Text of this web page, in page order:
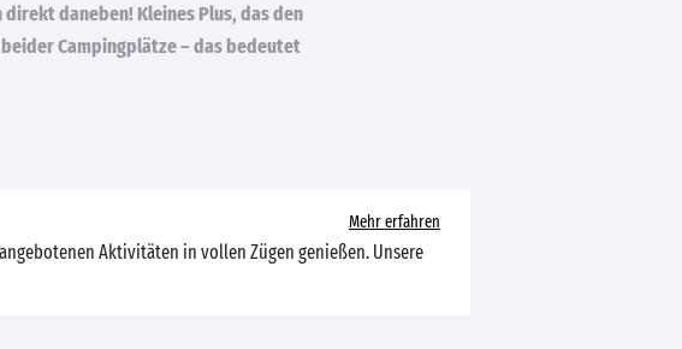
direkt daneben! Kleines Plus, das den
Campingplätze – das bedeutet
Mehr erfahren
Aktivitäten in vollen Zügen genießen. Unsere